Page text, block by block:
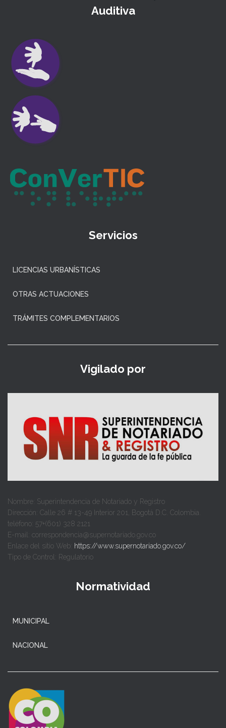
Auditiva
Servicios
LICENCIAS URBANÍSTICAS
OTRAS ACTUACIONES
TRÁMITES COMPLEMENTARIOS
Vigilado por
Nombre: Superintendencia de Notariado y Registro
Dirección: Calle 26 # 13-49 Interior 201, Bogotá D.C. Colombia.
teléfono: 57+(601) 328 2121
E-mail: correspondencia@supernotariado.gov.co
Enlace del sitio Web: https://www.supernotariado.gov.co/
Tipo de Control: Regulatorio
Normatividad
MUNICIPAL
NACIONAL